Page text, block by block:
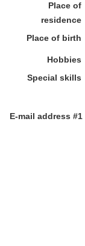
Place of
residence
Place of birth
Hobbies
Special skills
E-mail address #1